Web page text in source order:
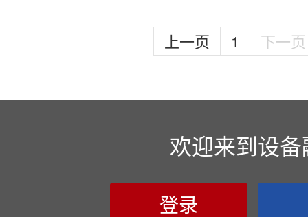
上一页 1 下一页
欢迎来到设
登录